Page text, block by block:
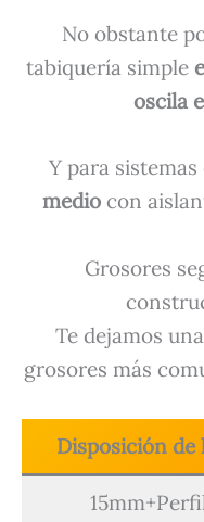
No obstante
tabiquería simple
oscila
Y para sistemas
medio con
Grosores
Te dejamos
grosores más
Disposición de